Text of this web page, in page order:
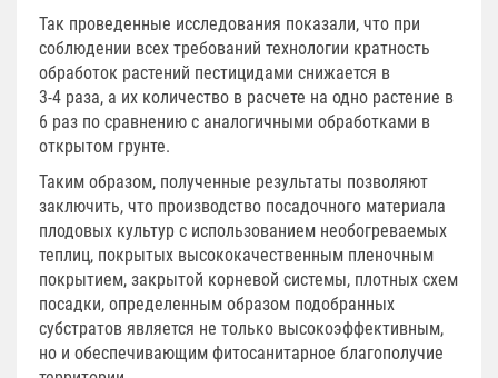
Так проведенные исследования показали, что при
соблюдении всех требований технологии кратность
обработок растений пестицидами снижается в
3-4 раза, а их количество в расчете на одно растение в
6 раз по сравнению с аналогичными обработками в
открытом грунте.
Таким образом, полученные результаты позволяют
заключить, что производство посадочного материала
плодовых культур с использованием необогреваемых
теплиц, покрытых высококачественным пленочным
покрытием, закрытой корневой системы, плотных схем
посадки, определенным образом подобранных
субстратов является не только высокоэффективным,
но и обеспечивающим фитосанитарное благополучие